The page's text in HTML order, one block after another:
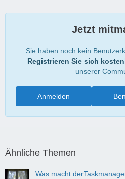
Jetzt
Sie haben noch kein
Registrieren Sie sich
unserer
Anmelden
Ähnliche Themen
Was macht